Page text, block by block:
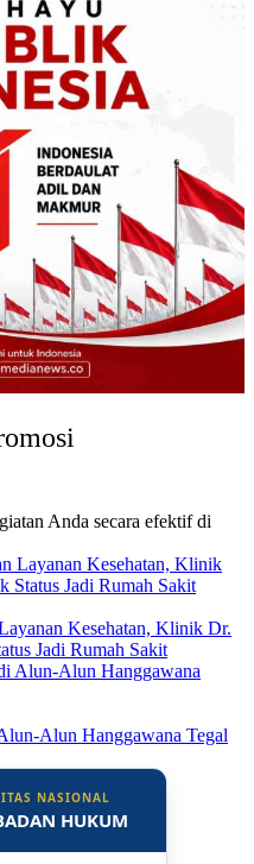
Anda secara efektif di
Kesehatan, Klinik Dr.
Jadi Rumah Sakit
Alun Hanggawana Tegal
NASIONAL
HUKUM